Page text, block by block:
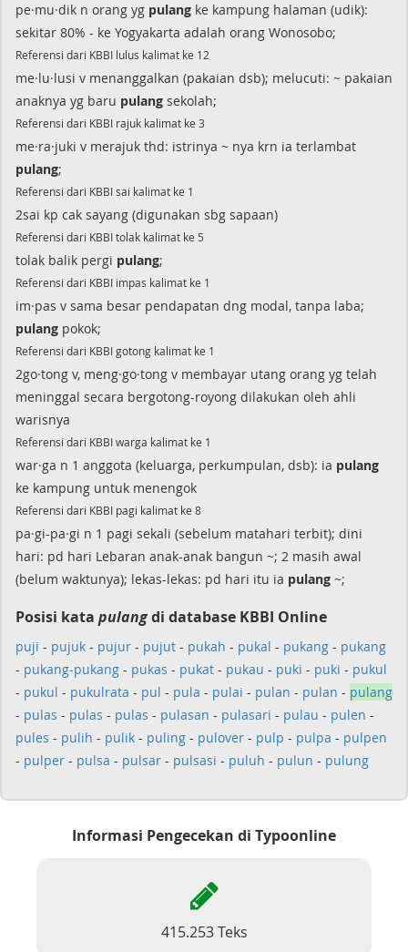
pe·mu·dik n orang yg pulang ke kampung halaman (udik):
sekitar 80% - ke Yogyakarta adalah orang Wonosobo;
Referensi dari KBBI lulus kalimat ke 12
me·lu·lusi v menanggalkan (pakaian dsb); melucuti: ~ pakaian
anaknya yg baru pulang sekolah;
Referensi dari KBBI rajuk kalimat ke 3
me·ra·juki v merajuk thd: istrinya ~ nya krn ia terlambat
pulang;
Referensi dari KBBI sai kalimat ke 1
2sai kp cak sayang (digunakan sbg sapaan)
Referensi dari KBBI tolak kalimat ke 5
tolak balik pergi pulang;
Referensi dari KBBI impas kalimat ke 1
im·pas v sama besar pendapatan dng modal, tanpa laba;
pulang pokok;
Referensi dari KBBI gotong kalimat ke 1
2go·tong v, meng·go·tong v membayar utang orang yg telah
meninggal secara bergotong-royong dilakukan oleh ahli
warisnya
Referensi dari KBBI warga kalimat ke 1
war·ga n 1 anggota (keluarga, perkumpulan, dsb): ia pulang
ke kampung untuk menengok
Referensi dari KBBI pagi kalimat ke 8
pa·gi-pa·gi n 1 pagi sekali (sebelum matahari terbit); dini
hari: pd hari Lebaran anak-anak bangun ~; 2 masih awal
(belum waktunya); lekas-lekas: pd hari itu ia pulang ~;
Posisi kata pulangdi database KBBI Online
puji - pujuk - pujur - pujut - pukah - pukal - pukang - pukang
- pukang-pukang - pukas - pukat - pukau - puki - puki - pukul
- pukul - pukulrata - pul - pula - pulai - pulan - pulan - pulang
- pulas - pulas - pulas - pulasan - pulasari - pulau - pulen -
pules - pulih - pulik - puling - pulover - pulp - pulpa - pulpen
- pulper - pulsa - pulsar - pulsasi - puluh - pulun - pulung
Informasi Pengecekan di Typoonline
415.253 Teks